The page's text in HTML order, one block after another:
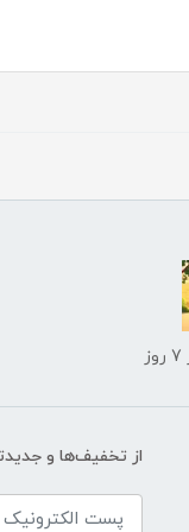
از تخفیف‌ها و